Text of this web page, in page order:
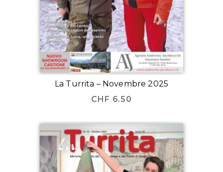
La Turrita – Novembre 2025
CHF 6.50